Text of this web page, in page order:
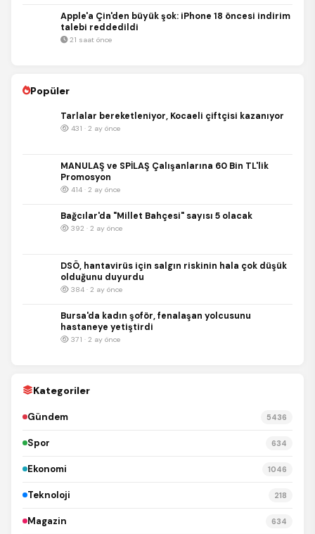
Apple'a Çin'den büyük şok: iPhone 18 öncesi indirim
talebi reddedildi
21 saat önce
Popüler
Tarlalar bereketleniyor, Kocaeli çiftçisi kazanıyor
431 · 2 ay önce
MANULAŞ ve SPİLAŞ Çalışanlarına 60 Bin TL'lik
Promosyon
414 · 2 ay önce
Bağcılar'da "Millet Bahçesi" sayısı 5 olacak
392 · 2 ay önce
DSÖ, hantavirüs için salgın riskinin hala çok düşük
olduğunu duyurdu
384 · 2 ay önce
Bursa'da kadın şoför, fenalaşan yolcusunu
hastaneye yetiştirdi
371 · 2 ay önce
Kategoriler
Gündem 5436
Spor 634
Ekonomi 1046
Teknoloji 218
Magazin 634